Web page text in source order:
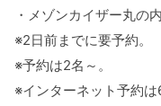
・メゾンカイザー丸の
※2日前までに要予約。
※予約は2名～。
※インターネット予約は